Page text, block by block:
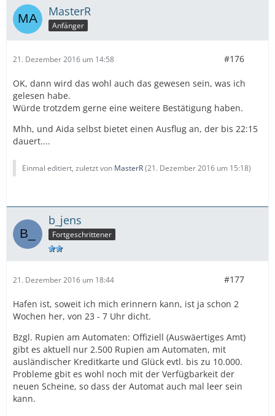
MasterR
Anfänger
21. Dezember 2016 um 14:58 #176
OK, dann wird das wohl auch das gewesen sein, was ich
gelesen habe.
Würde trotzdem gerne eine weitere Bestätigung haben.
Mhh, und Aida selbst bietet einen Ausflug an, der bis 22:15
dauert....
Einmal editiert, zuletzt von MasterR(21. Dezember 2016 um 15:18)
b_jens
Fortgeschrittener
21. Dezember 2016 um 18:44 #177
Hafen ist, soweit ich mich erinnern kann, ist ja schon 2
Wochen her, von 23 - 7 Uhr dicht.
Bzgl. Rupien am Automaten: Offiziell (Auswäertiges Amt)
gibt es aktuell nur 2.500 Rupien am Automaten, mit
ausländischer Kreditkarte und Glück evtl. bis zu 10.000.
Probleme gbit es wohl noch mit der Verfügbarkeit der
neuen Scheine, so dass der Automat auch mal leer sein
kann.